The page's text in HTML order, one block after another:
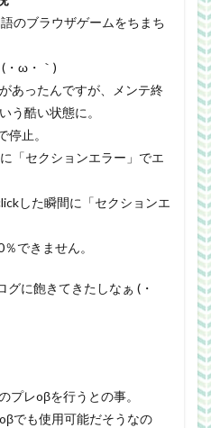
のブラウザゲームをちまち
・ω・｀)
あったんですが、メンテ終
う酷い状態に。
止。
「セクションエラー」でエ
した瞬間に「セクションエ
できません。
に飽きてきたしなぁ (・
プレoβを行うとの事。
でも使用可能だそうなの